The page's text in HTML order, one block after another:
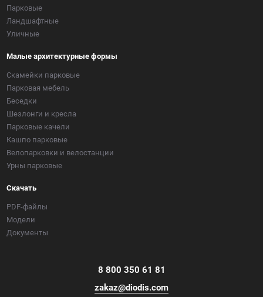
8 800 350 61 81
zakaz@diodis.com
Парковые
Ландшафтные
Уличные
Малые архитектурные формы
Скамейки парковые
Парковая мебель
Беседки
Шезлонги и кресла
Парковые качели
Кашпо парковые
Велопарковки и велостанции
Урны парковые
Скачать
PDF-файлы
Модели
Документы